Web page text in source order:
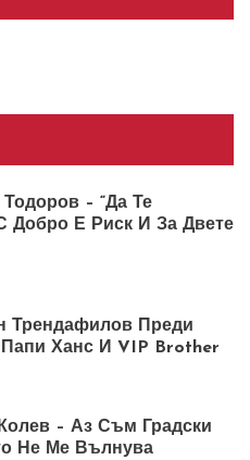
– “Да Те
Добро Е Риск И За Двете
Трендафилов Преди
Папи Ханс И VIP Brother
– Аз Съм Градски
Не Ме Вълнува